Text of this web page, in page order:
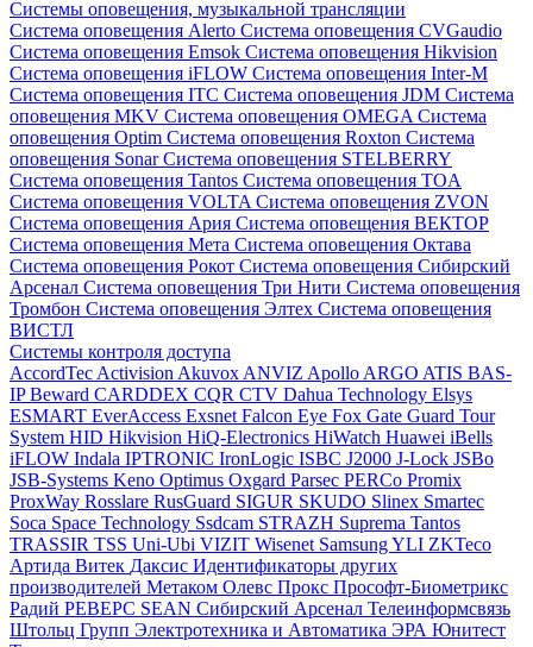
Системы оповещения, музыкальной трансляции
Система оповещения Alerto Система оповещения CVGaudio
Система оповещения Emsok Система оповещения Hikvision
Система оповещения iFLOW Система оповещения Inter-M
Система оповещения ITC Система оповещения JDM Система
оповещения MKV Система оповещения OMEGA Система
оповещения Optim Система оповещения Roxton Система
оповещения SonarСистема оповещения STELBERRY
Система оповещения Tantos Система оповещения TOA
Система оповещения VOLTA Система оповещения ZVON
Система оповещения Ария Система оповещения ВЕКТОР
Система оповещения Мета Система оповещения Октава
Система оповещения Рокот Система оповещения Сибирский
Арсенал Система оповещения Три Нити Система оповещения
Тромбон Система оповещения Элтех Система оповещения
ВИСТЛ
Системы контроля доступа
AccordTec Activision Akuvox ANVIZ Apollo ARGO ATIS BAS-
IPBeward CARDDEX CQR CTV Dahua Technology Elsys
ESMART EverAccess Exsnet Falcon Eye Fox Gate Guard Tour
System HID Hikvision HiQ-Electronics HiWatch Huawei iBells
iFLOW Indala IPTRONIC IronLogic ISBC J2000 J-Lock JSBo
JSB-Systems Keno Optimus Oxgard Parsec PERCo Promix
ProxWay Rosslare RusGuard SIGUR SKUDO Slinex Smartec
Soca Space Technology Ssdcam STRAZH Suprema Tantos
TRASSIR TSS Uni-Ubi VIZIT Wisenet SamsungYLI ZKTeco
Артида Витек Даксис Идентификаторы других
производителей Метаком Олевс Прокс Прософт-Биометрикс
Радий РЕВЕРС SEAN Сибирский Арсенал Телеинформсвязь
Штольц Групп Электротехника и Автоматика ЭРА Юнитест